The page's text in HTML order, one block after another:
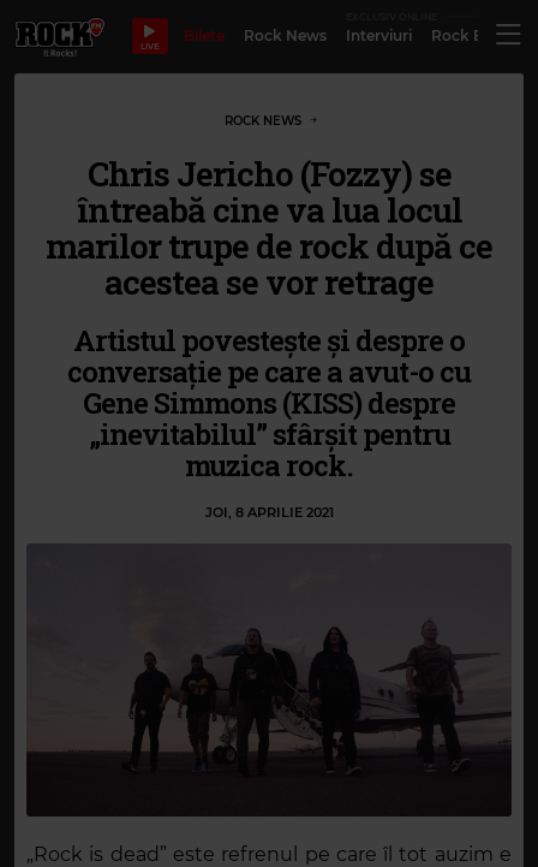
LIVE
Bilete Rock News Interviuri Rock
ROCK NEWS
Chris Jericho (Fozzy) se
întreabă cine va lua locul
marilor trupe de rock după ce
acestea se vor retrage
Artistul povestește și despre o
conversație pe care a avut-o cu
Gene Simmons (KISS) despre
„inevitabilul” sfârșit pentru
muzica rock.
JOI, 8 APRILIE 2021
„Rock is dead” este refrenul pe care îl tot auzim e